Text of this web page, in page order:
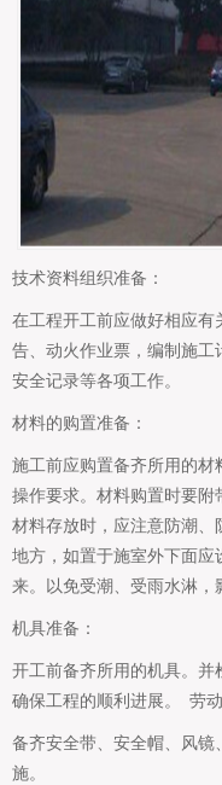
技术资料组织准备：
在工程开工前应做好相应
告、动火作业票，编制施工
安全记录等各项工作。
材料的购置准备：
施工前应购置备齐所用的
操作要求。材料购置时要附
材料存放时，应注意防潮
地方，如置于施室外下面
来。以免受潮、受雨水淋，
机具准备：
开工前备齐所用的机具。并
确保工程的顺利进展。 劳
备齐安全带、安全帽、风
施。